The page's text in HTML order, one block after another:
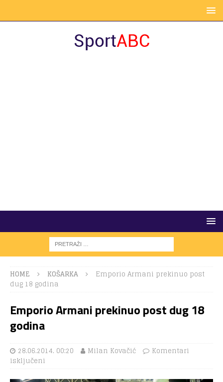
HOME KOŠARKA
Emporio Armani prekinuo post
dug 18 godina
Emporio Armani prekinuo post dug 18
godina
28.06.2014. 00:20 Milan Kovačić
Komentari
isključeni